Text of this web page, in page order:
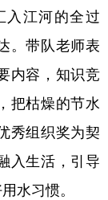
入江河的全过
。带队老师表
内容，知识竞
把枯燥的节水
秀组织奖为契
入生活，引导
水习惯。